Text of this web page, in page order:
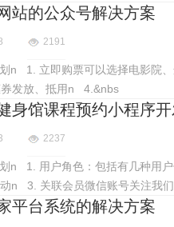
站的公众号解决方案
2191
n 1. 立即购票可以选择电影院
发放、抵用n 4.&nbs
身馆课程预约小程序
2237
n 1. 用户角色：包括有几种用
n 3. 关联会员微信账号关注我
平台系统的解决方案